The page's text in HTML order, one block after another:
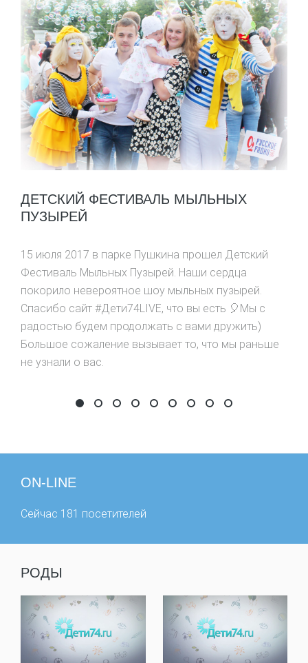
ДЕТСКИЙ ФЕСТИВАЛЬ МЫЛЬНЫХ
ПУЗЫРЕЙ
15 июля 2017 в парке Пушкина прошел Детский
Фестиваль Мыльных Пузырей. Наши сердца
покорило невероятное шоу мыльных пузырей.
Спасибо сайт #Дети74LIVE, что вы есть 🎈Мы с
радостью будем продолжать с вами дружить)
Большое сожаление вызывает то, что мы раньше
не узнали о вас.
Детский Фестиваль Мыльных Пузырей
День почтальона
Самый дружный класс
Забег в ползунках
День рождения сайта
Первые победы
Фестиваль забытых
Фестиваль
фестиваль
ON-LINE
Сейчас 181 посетителей
РОДЫ